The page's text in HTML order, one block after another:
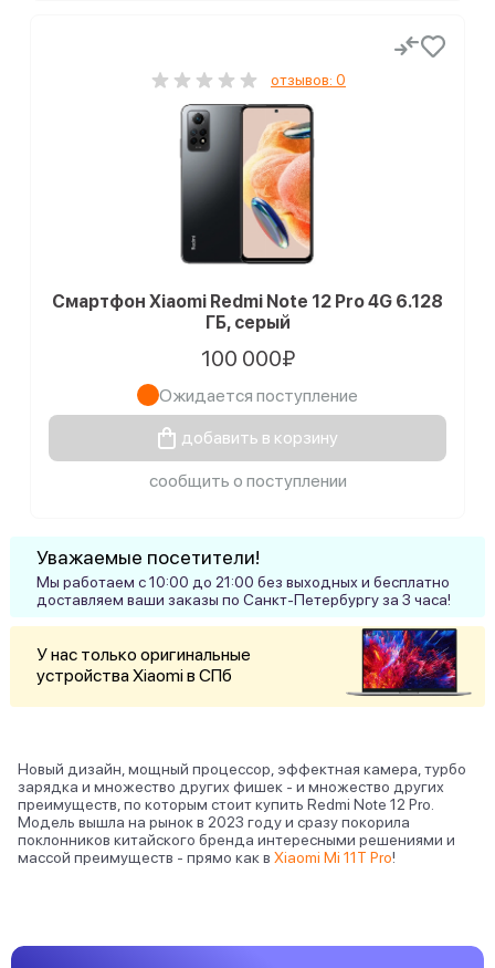
отзывов: 0
Смартфон Xiaomi Redmi Note 12 Pro 4G 6.128
ГБ, серый
100 000₽
Ожидается поступление
добавить в корзину
сообщить о поступлении
Уважаемые посетители!
Мы работаем с 10:00 до 21:00 без выходных и бесплатно
доставляем ваши заказы по Санкт-Петербургу за 3 часа!
У нас только оригинальные
устройства Xiaomi в СПб
Новый дизайн, мощный процессор, эффектная камера, турбо
зарядка и множество других фишек - и множество других
преимуществ, по которым стоит купить Redmi Note 12 Pro.
Модель вышла на рынок в 2023 году и сразу покорила
поклонников китайского бренда интересными решениями и
массой преимуществ - прямо как в Xiaomi Mi 11T Pro!